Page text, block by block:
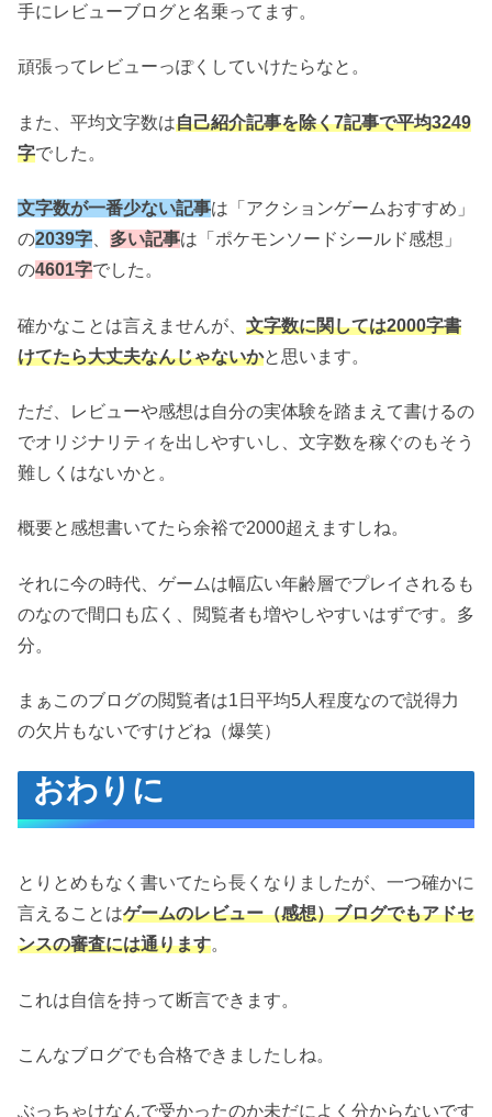
手にレビューブログと名乗ってます。
頑張ってレビューっぽくしていけたらなと。
また、平均文字数は自己紹介記事を除く7記事で平均3249
字でした。
文字数が一番少ない記事は「アクションゲームおすすめ」
の2039字 多い記事は「ポケモンソードシールド感想」
の4601字でした。
確かなことは言えませんが、 文字数に関しては2000字書
けてたら大丈夫なんじゃないかと思います。
ただ、レビューや感想は自分の実体験を踏まえて書けるの
でオリジナリティを出しやすいし、文字数を稼ぐのもそう
難しくはないかと。
概要と感想書いてたら余裕で2000超えますしね。
それに今の時代、ゲームは幅広い年齢層でプレイされるも
のなので間口も広く、閲覧者も増やしやすいはずです。多
分。
まぁこのブログの閲覧者は1日平均5人程度なので説得力
の欠片もないですけどね（爆笑）
おわりに
とりとめもなく書いてたら長くなりましたが、一つ確かに
言えることはゲームのレビュー（感想）ブログでもアドセ
ンスの審査には通ります。
これは自信を持って断言できます。
こんなブログでも合格できましたしね。
ぶっちゃけなんで受かったのか未だによく分からないです